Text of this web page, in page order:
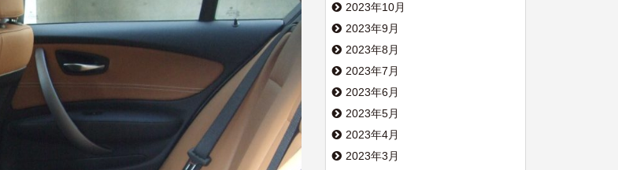
2023年10月
2023年9月
2023年8月
2023年7月
2023年6月
2023年5月
2023年4月
2023年3月